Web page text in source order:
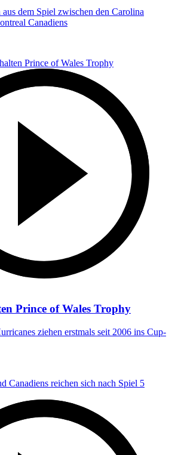
dem Spiel zwischen den Carolina
Canadiens
Prince of Wales Trophy
ziehen erstmals seit 2006 ins Cup-